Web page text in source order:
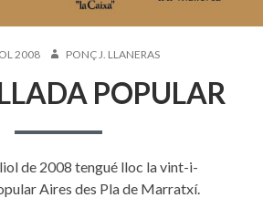
2008 AUTORPONÇ J. LLANERAS
POPULAR
de 2008 tengué lloc la vint-i-
Aires des Pla de Marratxí.